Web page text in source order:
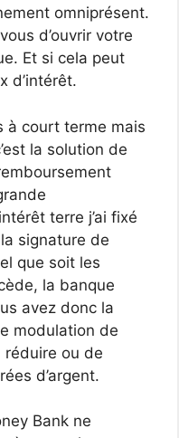
omniprésent.
d’ouvrir votre
Et si cela peut
d’intérêt.
à court terme mais
la solution de
terre j’ai fixé
signature de
que soit les
la banque
avez donc la
modulation de
ou de
d’argent.
Bank ne